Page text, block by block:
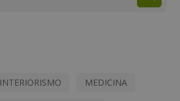
INTERIORISMO MEDICINA